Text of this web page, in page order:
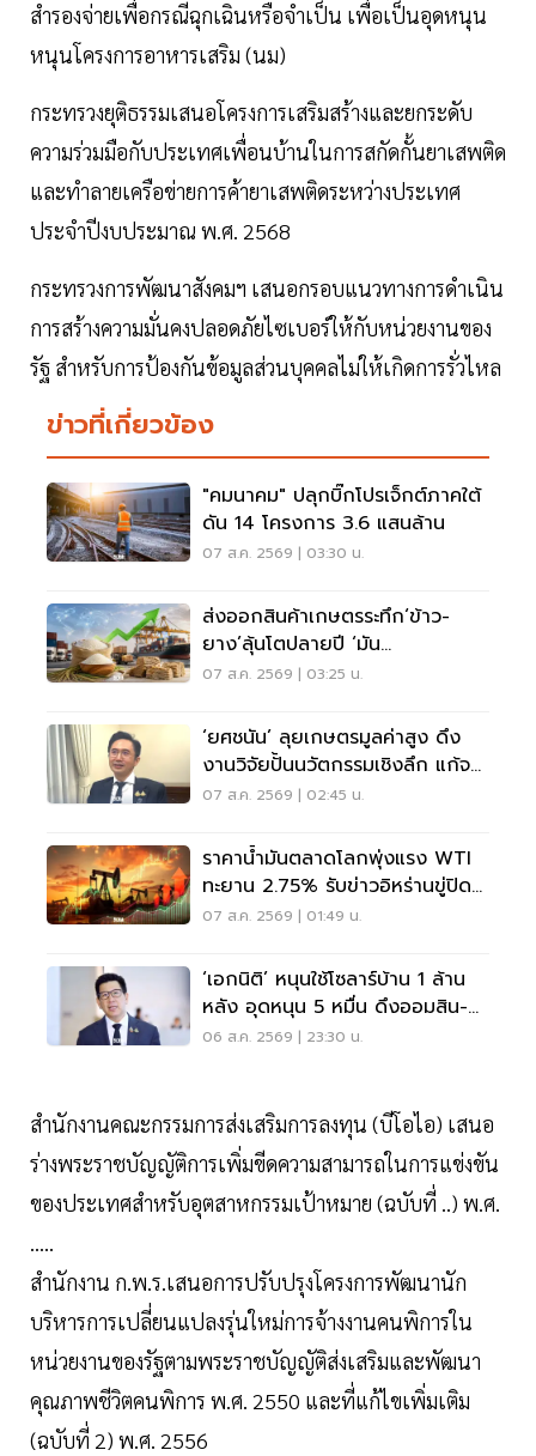
สำรองจ่ายเพื่อกรณีฉุกเฉินหรือจำเป็น เพื่อเป็นอุดหนุน
หนุนโครงการอาหารเสริม (นม)
กระทรวงยุติธรรมเสนอโครงการเสริมสร้างและยกระดับ
ความร่วมมือกับประเทศเพื่อนบ้านในการสกัดกั้นยาเสพติด
และทำลายเครือข่ายการค้ายาเสพติดระหว่างประเทศ
ประจำปีงบประมาณ พ.ศ. 2568
กระทรวงการพัฒนาสังคมฯ เสนอกรอบแนวทางการดำเนิน
การสร้างความมั่นคงปลอดภัยไซเบอร์ให้กับหน่วยงานของ
รัฐ สำหรับการป้องกันข้อมูลส่วนบุคคลไม่ให้เกิดการรั่วไหล
ข่าวที่เกี่ยวข้อง
"คมนาคม" ปลุกบิ๊กโปรเจ็กต์ภาคใต้
ดัน 14 โครงการ 3.6 แสนล้าน
07 ส.ค. 2569 | 03:30 น.
ส่งออกสินค้าเกษตรระทึก‘ข้าว-
ยาง’ลุ้นโตปลายปี ‘มัน
สำปะหลัง’โคม่ารับผลผลิตวูบ
07 ส.ค. 2569 | 03:25 น.
‘ยศชนัน’ ลุยเกษตรมูลค่าสูง ดึง
งานวิจัยปั้นนวัตกรรมเชิงลึก แก้จน
ทั่วประเทศ
07 ส.ค. 2569 | 02:45 น.
ราคาน้ำมันตลาดโลกพุ่งแรง WTI
ทะยาน 2.75% รับข่าวอิหร่านขู่ปิดฮ
อร์มุซ
07 ส.ค. 2569 | 01:49 น.
‘เอกนิติ’ หนุนใช้โซลาร์บ้าน 1 ล้าน
หลัง อุดหนุน 5 หมื่น ดึงออมสิน-
ธอส.ปล่อยกู้
06 ส.ค. 2569 | 23:30 น.
สำนักงานคณะกรรมการส่งเสริมการลงทุน (บีโอไอ) เสนอ
ร่างพระราชบัญญัติการเพิ่มขีดความสามารถในการแข่งขัน
ของประเทศสำหรับอุตสาหกรรมเป้าหมาย (ฉบับที่ ..) พ.ศ.
.....
สำนักงาน ก.พ.ร.เสนอการปรับปรุงโครงการพัฒนานัก
บริหารการเปลี่ยนแปลงรุ่นใหม่การจ้างงานคนพิการใน
หน่วยงานของรัฐตามพระราชบัญญัติส่งเสริมและพัฒนา
คุณภาพชีวิตคนพิการ พ.ศ. 2550 และที่แก้ไขเพิ่มเติม
(ฉบับที่ 2) พ.ศ. 2556